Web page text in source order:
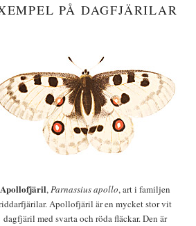
PÅ DAGFJÄRILAR
Apollofjäril,Parnassius apollo, art i familjen
Apollofjäril är en mycket stor vit
dagfjäril med svarta och röda fläckar. Den är